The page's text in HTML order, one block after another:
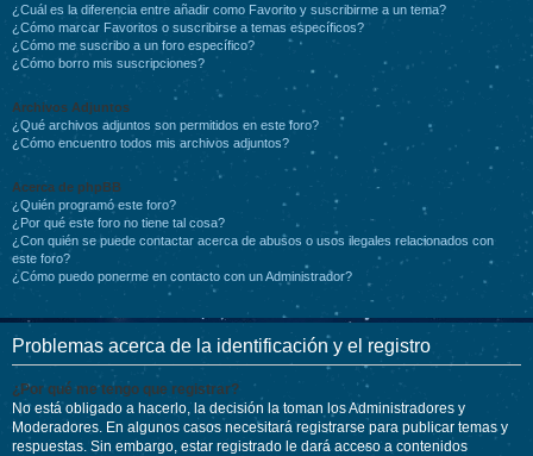
¿Cuál es la diferencia entre añadir como Favorito y suscribirme a un tema?
¿Cómo marcar Favoritos o suscribirse a temas específicos?
¿Cómo me suscribo a un foro específico?
¿Cómo borro mis suscripciones?
Archivos Adjuntos
¿Qué archivos adjuntos son permitidos en este foro?
¿Cómo encuentro todos mis archivos adjuntos?
Acerca de phpBB
¿Quién programó este foro?
¿Por qué este foro no tiene tal cosa?
¿Con quién se puede contactar acerca de abusos o usos ilegales relacionados con
este foro?
¿Cómo puedo ponerme en contacto con un Administrador?
Problemas acerca de la identificación y el registro
¿Por qué me tengo que registrar?
No está obligado a hacerlo, la decisión la toman los Administradores y
Moderadores. En algunos casos necesitará registrarse para publicar temas y
respuestas. Sin embargo, estar registrado le dará acceso a contenidos